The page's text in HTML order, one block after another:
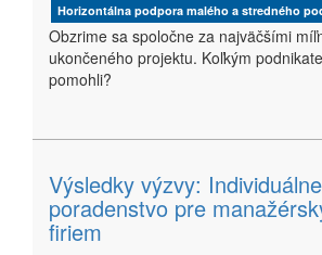
Horizontálna podpora malého a stredného
Obzrime sa spoločne za najväčšími
ukončeného projektu. Koľkým
pomohli?
Výsledky výzvy: Individuálne
poradenstvo pre
firiem